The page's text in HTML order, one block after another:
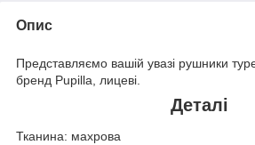
Опис
Представляємо вашій увазі рушники
бренд Pupilla, лицеві.
Деталі
Тканина: махрова